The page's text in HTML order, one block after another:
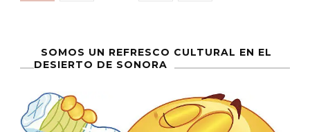
entradas
SOMOS UN REFRESCO CULTURAL EN EL
DESIERTO DE SONORA